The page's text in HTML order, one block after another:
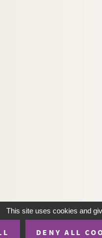
This site uses cookies and
DENY ALL